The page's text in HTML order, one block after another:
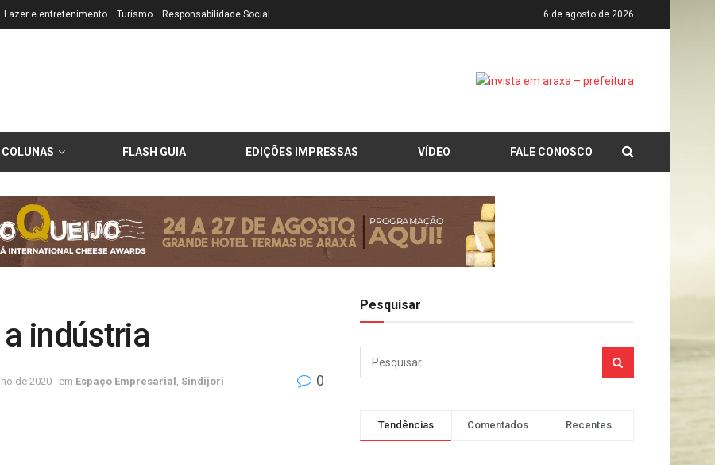
Lazer e entretenimento Turismo Responsabilidade Social 6 de agosto de 2026
COLUNAS FLASH GUIA EDIÇÕES IMPRESSAS VÍDEO FALE CONOSCO
indústria
de 2020 em Espaço Empresarial Sindijori 0
Pesquisar
Tendências Comentados Recentes